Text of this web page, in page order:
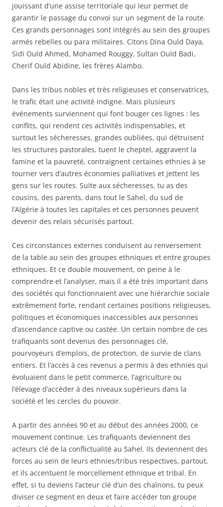
jouissant d’une assise territoriale qui leur permet de
garantir le passage du convoi sur un segment de la route.
Ces grands personnages sont intégrés au sein des groupes
armés rebelles ou para militaires. Citons Dina Ould Daya,
Sidi Ould Ahmed, Mohamed Rouggy, Sultan Ould Badi,
Cherif Ould Abidine, les frères Alambo.
Dans les tribus nobles et très religieuses et conservatrices,
le trafic était une activité indigne. Mais plusieurs
événements surviennent qui font bouger ces lignes : les
conflits, qui rendent ces activités indispensables, et
surtout les sécheresses, grandes oubliées, qui détruisent
les structures pastorales, tuent le cheptel, aggravent la
famine et la pauvreté, contraignent certaines ethnies à se
tourner vers d’autres économies palliatives et jettent les
gens sur les routes. Suite aux sécheresses, tu as des
cousins, des parents, dans tout le Sahel, du sud de
l’Algérie à toutes les capitales et ces personnes peuvent
devenir des relais sécurisés partout.
Ces circonstances externes conduisent au renversement
de la table au sein des groupes ethniques et entre groupes
ethniques. Et ce double mouvement, on peine à le
comprendre et l’analyser, mais il a été très important dans
des sociétés qui fonctionnaient avec une hiérarchie sociale
extrêmement forte, rendant certaines positions religieuses,
politiques et économiques inaccessibles aux personnes
d’ascendance captive ou castée. Un certain nombre de ces
trafiquants sont devenus des personnages clé,
pourvoyeurs d’emplois, de protection, de survie de clans
entiers. Et l’accès à ces revenus a permis à des ethnies qui
évoluaient dans le petit commerce, l’agriculture ou
l’élevage d’accéder à des niveaux supérieurs dans la
société et les cercles du pouvoir.
A partir des années 90 et au début des années 2000, ce
mouvement continue. Les trafiquants deviennent des
acteurs clé de la conflictualité au Sahel. Ils deviennent des
forces au sein de leurs ethnies/tribus respectives, partout,
et ils accentuent le morcellement ethnique et tribal. En
effet, si tu deviens l’acteur clé d’un des chaînons, tu peux
diviser ce segment en deux et faire accéder ton groupe